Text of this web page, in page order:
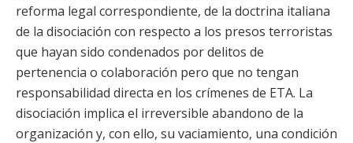
reforma legal correspondiente, de la doctrina italiana
de la disociación con respecto a los presos terroristas
que hayan sido condenados por delitos de
pertenencia o colaboración pero que no tengan
responsabilidad directa en los crímenes de ETA. La
disociación implica el irreversible abandono de la
organización y, con ello, su vaciamiento, una condición